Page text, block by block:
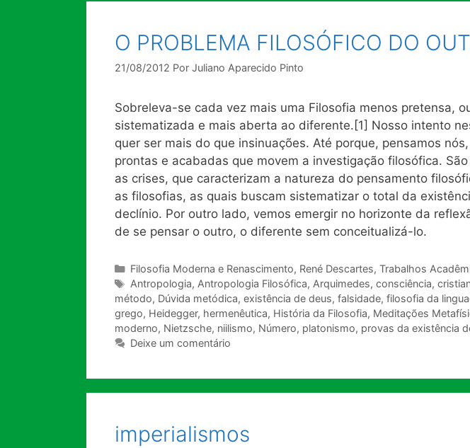
O PROBLEMA FILOSÓFICO DO
21/08/2012 Por Juliano Aparecido Pinto
Sobreleva-se cada vez mais uma Filosofia menos pretensa,
sistematizada e mais aberta ao diferente.[1] Nosso intento
quer ser mais do que insinuações. Até porque, pensamos
prontas e acabadas que movem a investigação filosófica.
as crises, que caracterizam a natureza do pensamento
as filosofias, as quais buscam sistematizar o total da
declínio. Por outro lado, vemos emergir no horizonte da
de se pensar o outro, o diferente sem conceitualizá-lo.
Categorias
Filosofia Moderna e Renascimento, René Descartes, Trabalhos
Tags
Antropologia, Antropologia Filosófica, Arquimedes, consciência,
método, Dúvida metódica, existência de deus, falsidade, filosofia da
grego, Heidegger, hermenêutica, História da Filosofia, Meditações
moderno, Nietzsche, niilismo, Número, platonismo, provas da existência
Deixe um comentário
imperialismos